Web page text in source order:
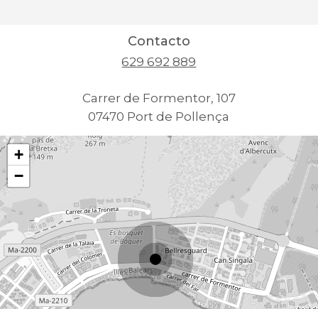
Contacto
629 692 889
Carrer de Formentor, 107
07470 Port de Pollença
+
−